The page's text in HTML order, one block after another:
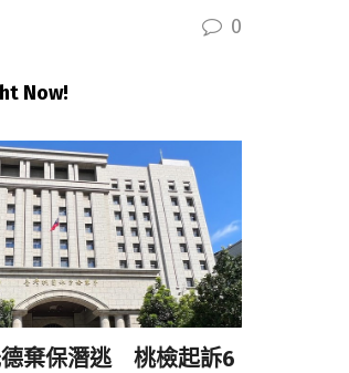
0
Now!
棄保潛逃 桃檢起訴6